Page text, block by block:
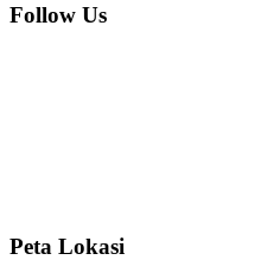
Follow Us
Peta Lokasi